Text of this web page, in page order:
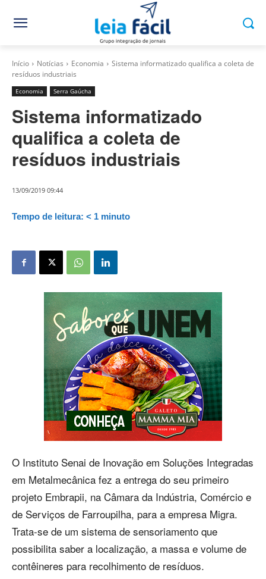
Início Notícias Economia
Sistema informatizado qualifica a coleta de
resíduos industriais
Economia Serra Gaúcha
Sistema informatizado
qualifica a coleta de
resíduos industriais
13/09/2019 09:44
Tempo de leitura: < 1 minuto
O Instituto Senai de Inovação em Soluções Integradas
em Metalmecânica fez a entrega do seu primeiro
projeto Embrapii, na Câmara da Indústria, Comércio e
de Serviços de Farroupilha, para a empresa Migra.
Trata-se de um sistema de sensoriamento que
possibilita saber a localização, a massa e volume de
contêineres para recolhimento de resíduos.